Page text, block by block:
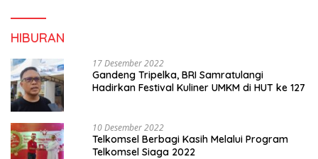
HIBURAN
17 Desember 2022
Gandeng Tripelka, BRI Samratulangi
Hadirkan Festival Kuliner UMKM di HUT ke 127
10 Desember 2022
Telkomsel Berbagi Kasih Melalui Program
Telkomsel Siaga 2022